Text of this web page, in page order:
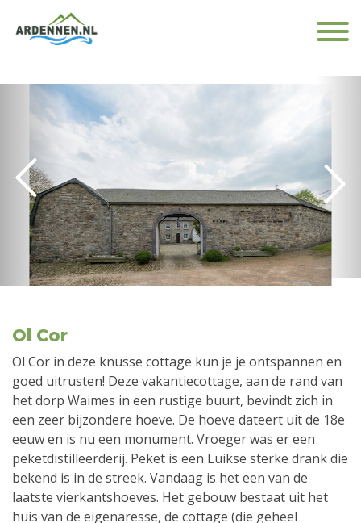
Ol Cor
Ol Cor in deze knusse cottage kun je je ontspannen en
goed uitrusten! Deze vakantiecottage, aan de rand van
het dorp Waimes in een rustige buurt, bevindt zich in
een zeer bijzondere hoeve. De hoeve dateert uit de 18e
eeuw en is nu een monument. Vroeger was er een
peketdistilleerderij. Peket is een Luikse sterke drank die
bekend is in de streek. Vandaag is het een van de
laatste vierkantshoeves. Het gebouw bestaat uit het
huis van de eigenaresse, de cottage (die geheel